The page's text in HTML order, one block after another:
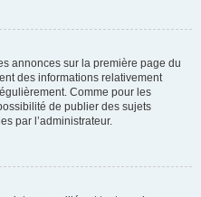
annonces sur la première page du
des informations relativement
Comme pour les
de publier des sujets
par l’administrateur.